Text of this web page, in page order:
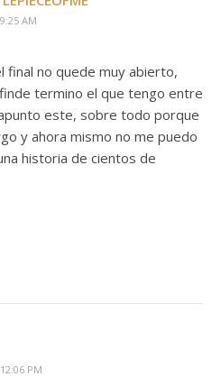
AM
final no quede muy abierto,
termino el que tengo entre
este, sobre todo porque
y ahora mismo no me puedo
historia de cientos de
PM